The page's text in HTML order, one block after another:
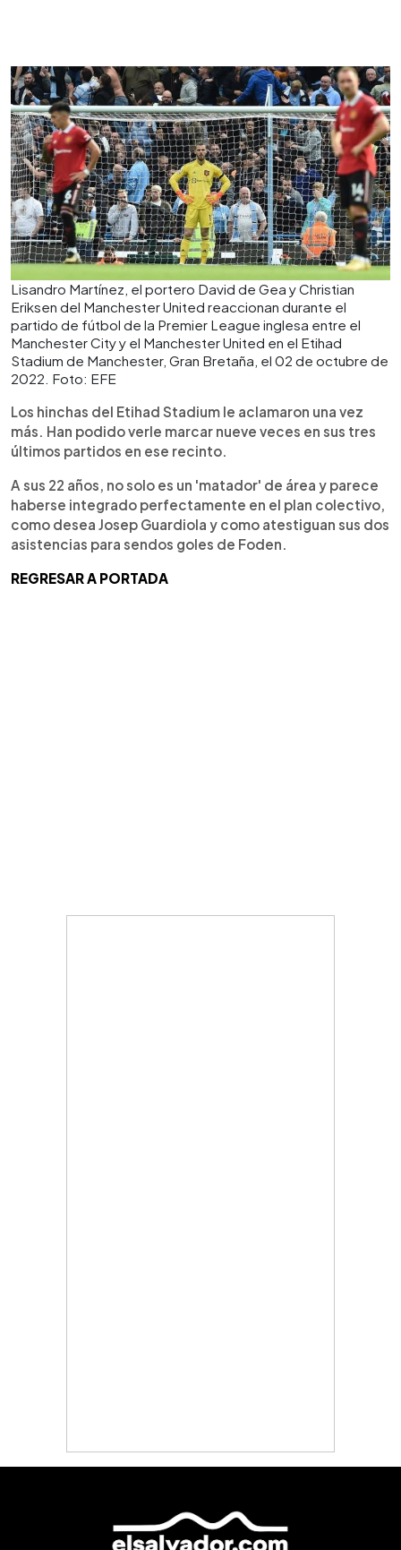
Lisandro Martínez, el portero David de Gea y Christian
Eriksen del Manchester United reaccionan durante el
partido de fútbol de la Premier League inglesa entre el
Manchester City y el Manchester United en el Etihad
Stadium de Manchester, Gran Bretaña, el 02 de octubre de
2022. Foto: EFE
Los hinchas del Etihad Stadium le aclamaron una vez
más. Han podido verle marcar nueve veces en sus tres
últimos partidos en ese recinto.
A sus 22 años, no solo es un 'matador' de área y parece
haberse integrado perfectamente en el plan colectivo,
como desea Josep Guardiola y como atestiguan sus dos
asistencias para sendos goles de Foden.
REGRESAR A PORTADA